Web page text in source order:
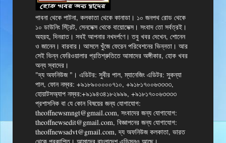
পাবনা থেকে পাটনা, কলকাতা থেকে কানাডা। ১০ জনপথ রোড থেকে
১০ ডাউনিং স্ট্রিট, সেনসেক্স থেকে বায়োসেক্স। সংবাদ তো সর্বত্রই।
অহরহ, দিনরাত। সবই আপনার নখদর্পণে। তবু খবর দেখেন, শোনেন
ও জানেন। বারবার। আসলে খুঁজে ফেরেন পরিবেশনের ভিন্নতা। আর
সেই ভিন্ন ফেরিওয়ালার প্রতিশ্রুতিতে আমাদের অঙ্গীকার, হোক খবর
অন্য স্বাদের।
"দ্য অফনিউজ "। এডিটর: সুবীর পাল, ম্যানেজিং এডিটর: সুকন্যা
পাল, ফোন নম্বর: +৯১৮৯০০০০০৭১০, +৯১৮১৭০০৬৩৩৩৩,
হোয়াটসঅ্যাপ নম্বর:+৯১৯৪৩৪১৮২৯৯৯, +৯১৮১৭০০৬৩৩৩৩
প্রশাসনিক বা যে কোন বিষয়ের জন্য যোগাযোগ:
theoffnewsmngt@gmail.com, সংবাদের জন্য যোগাযোগ:
theoffnewsedit@gmail.com, বিজ্ঞাপনের জন্য যোগাযোগ:
theoffnewsadvt@gmail.com, দ্য অফনিউজ কলকাতা, ভারত